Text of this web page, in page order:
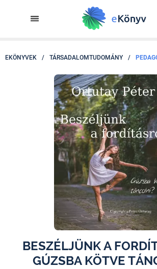
EKÖNYVEK / TÁRSADALOMTUDOMÁNY /
BESZÉLJÜNK A
GÚZSBA KÖTVE